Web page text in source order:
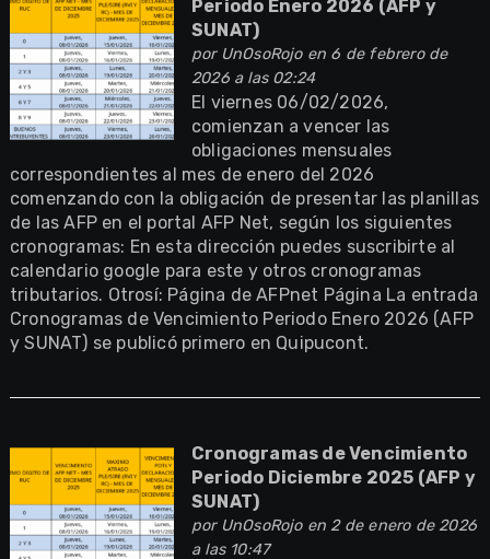
Periodo Enero 2026 (AFP y
SUNAT)
por UnOsoRojoen 6 de febrero de
2026 a las 02:24
El viernes 06/02/2026,
comienzan a vencer las
obligaciones mensuales
correspondientes al mes de enero del 2026
comenzando con la obligación de presentar las planillas
de las AFP en el portal AFP Net, según los siguientes
cronogramas: En esta dirección puedes suscribirte al
calendario google para este y otros cronogramas
tributarios. Otrosí: Página de AFPnet Página La entrada
Cronogramas de Vencimiento Periodo Enero 2026 (AFP
y SUNAT) se publicó primero en Quipucont.
Cronogramas de Vencimiento
Periodo Diciembre 2025 (AFP y
SUNAT)
por UnOsoRojoen 2 de enero de 2026
a las 10:47